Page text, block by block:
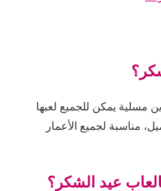
مسلية يمكن للجميع لعبها
مناسبة لجميع الأعمار
عيد الشكر؟